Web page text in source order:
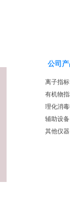
公司
离子指标
有机物
理化消
辅助设备
其他仪器